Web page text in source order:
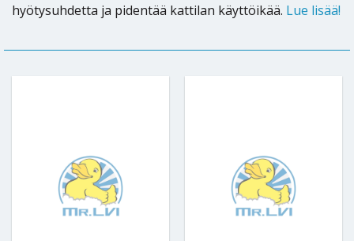
hyötysuhdetta ja pidentää kattilan käyttöikää. Lue lisää!